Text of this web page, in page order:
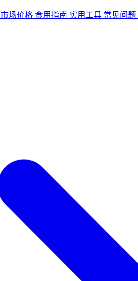
市场价格 食用指南 实用工具 常见问题